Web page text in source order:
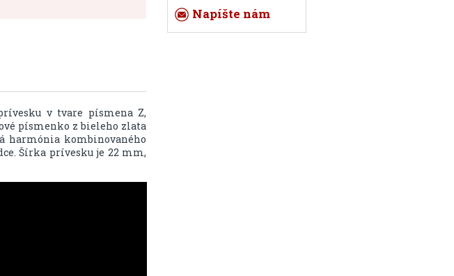
v tvare písmena Z,
písmenko z bieleho zlata
harmónia kombinovaného
Šírka prívesku je 22 mm,
Napíšte nám